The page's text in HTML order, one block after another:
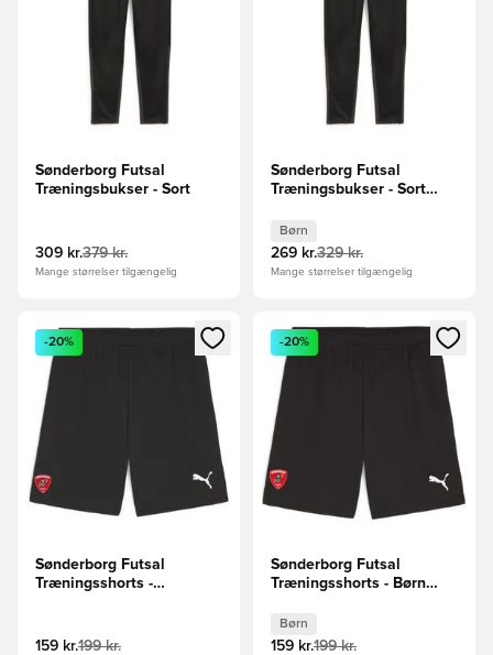
Sønderborg Futsal
Træningsbukser - Sort
309 kr.379 kr.
Mange størrelser tilgængelig
Sønderborg Futsal
Træningsbukser - Sort
Børn
269 kr.329 kr.
Mange størrelser tilgængelig
Åbner en Modal til at logge ind eller tilmelde dig som
-20%
Sønderborg Futsal
Træningsshorts -
159 kr.199 kr.
Åbner en Modal til at logge
-20%
Sønderborg Futsal
Træningsshorts - Børn
Børn
159 kr.199 kr.